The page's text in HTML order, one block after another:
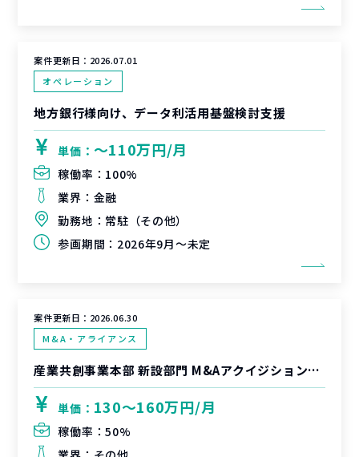
案件更新日： 2026.07.01
オペレーション
地方銀行様向け、データ利活用基盤検討支援
単価： 〜110万円/月
稼働率： 100%
業界： 金融
勤務地： 常駐（その他）
参画期間： 2026年9月～未定
案件更新日： 2026.06.30
M&A・アライアンス
産業共創事業本部 新設部門 M&Aアクイジション担当
単価： 130〜160万円/月
稼働率：50%